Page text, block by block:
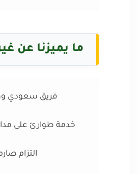
ما يميزنا عن
فريق سعودي
خدمة طوارئ على مدار 24
التزام